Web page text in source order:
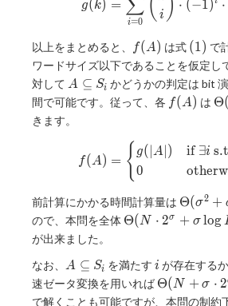
g(k) =
i=0
i
⋅ (−1) ⋅
以上をまとめると、 f(A)
f(A) は式 (1)
(1) で
ワードサイズ以下であることを仮定し
対して A
\subseteq
A ⊆ Si かどうかの判定は bit
間で可能です。従って、各 f(A)
f(A) は Θ(
きます。
f(A) =
f(A) = {g( A∣ )
0
if ∃i
前計算にかかる時間計算量は
^ 2 +
Θ(σ2 +
ので、本問を全体 \Theta(N
\sigma
\log L)
Θ(N ⋅ 2σ + σ log
が出来ました。
なお、
A\subseteq
S _ i
A ⊆ Si を満たすi
i が存在する
速ゼータ変換を用いれば \Theta(N
+ \sigma
Θ(N + σ ⋅ 2
で解くことも可能ですが、本問の制約